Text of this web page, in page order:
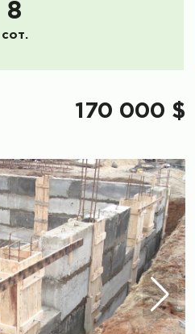
8
сот.
170 000 $